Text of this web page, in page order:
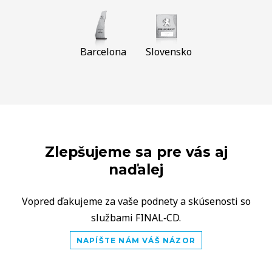
Barcelona Slovensko
Zlepšujeme sa pre vás aj
naďalej
Vopred ďakujeme za vaše podnety a skúsenosti so
službami FINAL‑CD.
NAPÍŠTE NÁM VÁŠ NÁZOR